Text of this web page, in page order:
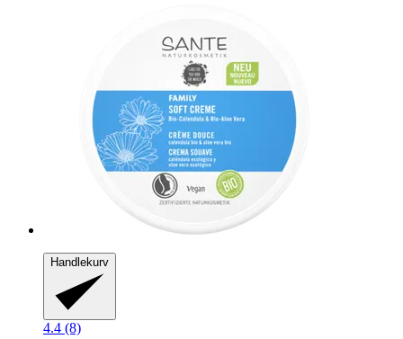
Handlekurv
4.4 (8)